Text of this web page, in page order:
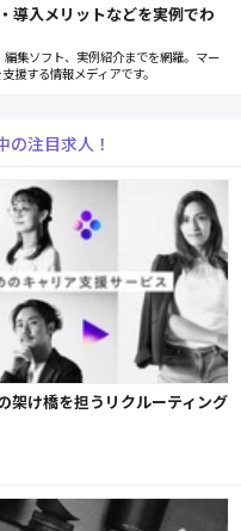
導入メリットなどを実例でわ
集ソフト、実例紹介までを網羅。マー
援する情報メディアです。
注目求人！
架け橋を担うリクルーティング